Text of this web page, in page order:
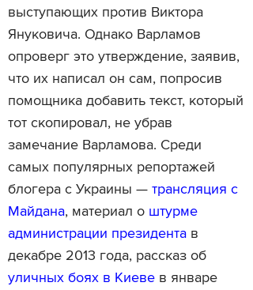
выступающих против Виктора
Януковича. Однако Варламов
опроверг это утверждение, заявив,
что их написал он сам, попросив
помощника добавить текст, который
тот скопировал, не убрав
замечание Варламова. Среди
самых популярных репортажей
блогера с Украины — трансляция с
Майдана, материал о штурме
администрации президента в
декабре 2013 года, рассказ об
уличных боях в Киеве в январе